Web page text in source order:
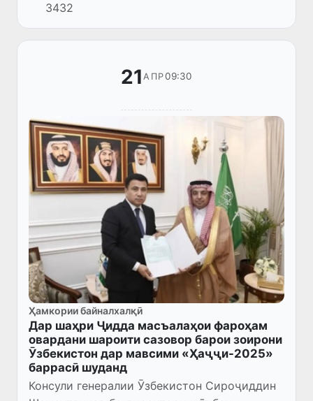
Арабистони Саудӣ таҳти роҳбарии муовини
вазири энергетикаи...
3432
21АПР09:30
Ҳамкории байналхалқӣ
Дар шаҳри Ҷидда масъалаҳои фароҳам
овардани шароити сазовор барои зоирони
Ӯзбекистон дар мавсими «Ҳаҷҷи-2025»
баррасӣ шуданд
Консули генералии Ӯзбекистон Сироҷиддин